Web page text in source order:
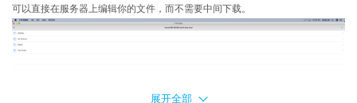
可以直接在服务器上编辑你的文件，而不需要中间下载。
展开全部